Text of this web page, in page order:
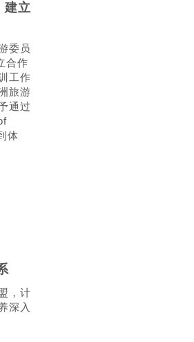
立
委员
合作
工作
旅游
通过
体
，计
深入